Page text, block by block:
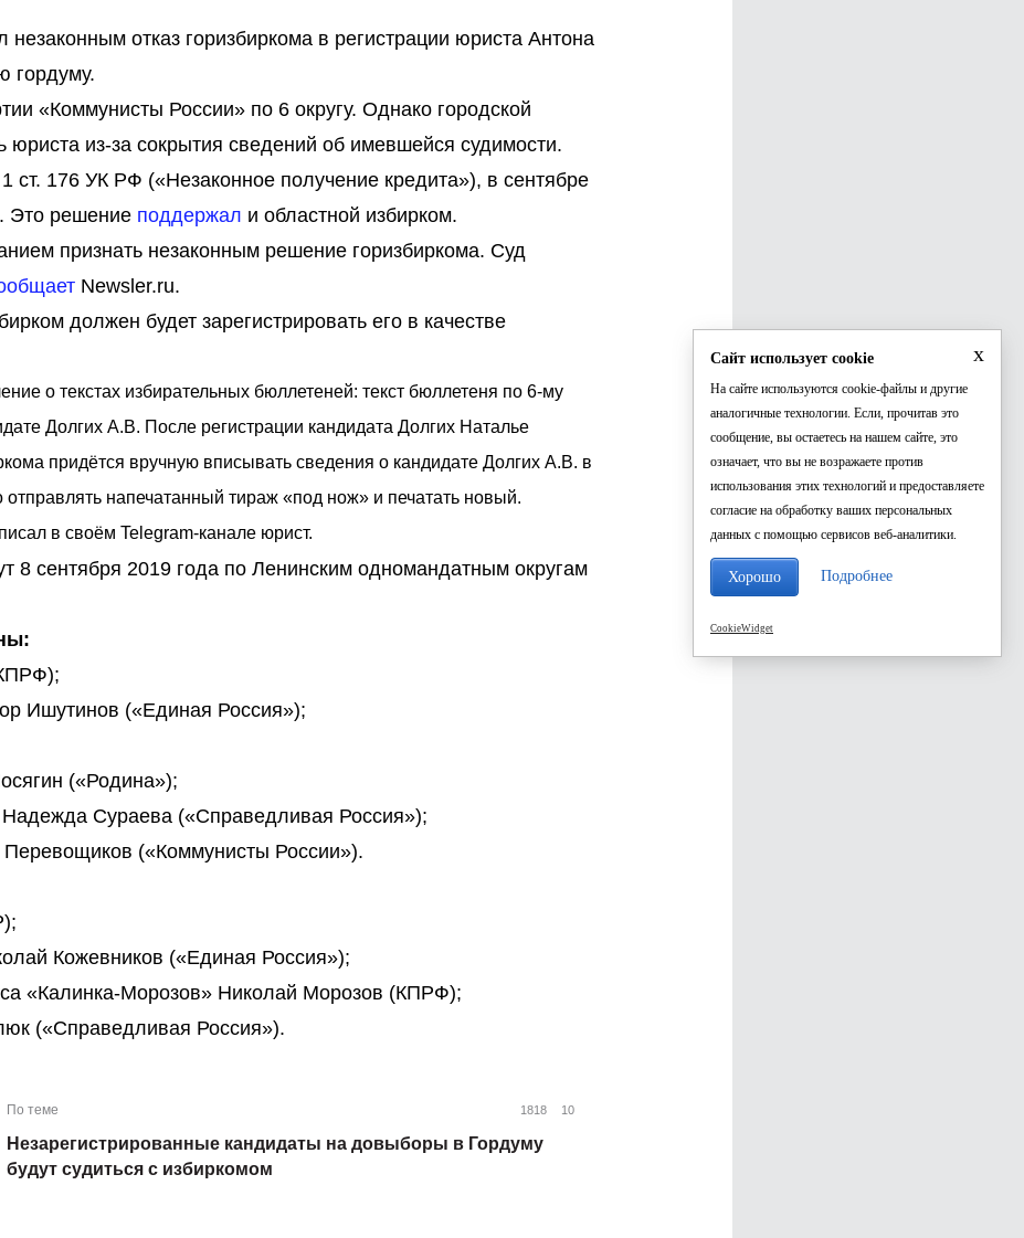
отказ горизбиркома в регистрации юриста Антона
гордуму.
«Коммунисты России» по 6 округу. Однако городской
юриста из-за сокрытия сведений об имевшейся судимости.
ст. 176 УК РФ («Незаконное получение кредита»), в сентябре
Это решение поддержал и областной избирком.
признать незаконным решение горизбиркома. Суд
Newsler.ru.
должен будет зарегистрировать его в качестве
о текстах избирательных бюллетеней: текст бюллетеня по 6-му
Долгих А.В. После регистрации кандидата Долгих Наталье
придётся вручную вписывать сведения о кандидате Долгих А.В. в
напечатанный тираж «под нож» и печатать новый.
в своём Telegram-канале юрист.
8 сентября 2019 года по Ленинским одномандатным округам
Ишутинов («Единая Россия»);
(«Родина»);
Сураева («Справедливая Россия»);
(«Коммунисты России»).
Кожевников («Единая Россия»);
«Калинка-Морозов» Николай Морозов (КПРФ);
(«Справедливая Россия»).
По теме 1818 10
Незарегистрированные кандидаты на довыборы в Гордуму
будут судиться с избиркомом
x
Сайт использует cookie
На сайте используются cookie-файлы и другие
аналогичные технологии. Если, прочитав это
сообщение, вы остаетесь на нашем сайте, это
означает, что вы не возражаете против
использования этих технологий и предоставляете
согласие на обработку ваших персональных
данных с помощью сервисов веб-аналитики.
Хорошо Подробнее
CookieWidget